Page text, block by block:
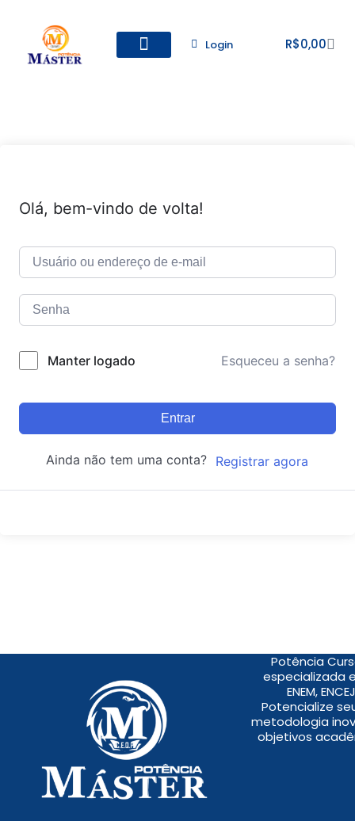
Login R$0,00
Olá, bem-vindo de volta!
Manter logado Esqueceu a senha?
Entrar
Ainda não tem uma conta? Registrar agora
Potência
especializada
ENEM,
Potencialize
metodologia
objetivos